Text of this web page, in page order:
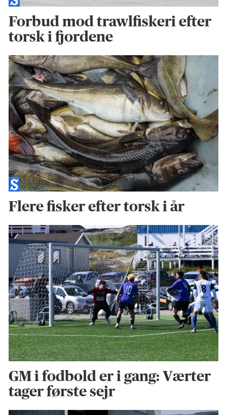
Forbud mod trawlfiskeri efter
torsk i fjordene
Flere fisker efter torsk i år
GM i fodbold er i gang: Værter
tager første sejr